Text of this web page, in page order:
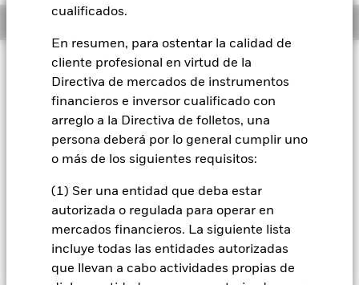
cualificados.
En resumen, para ostentar la calidad de
cliente profesional en virtud de la
Directiva de mercados de instrumentos
financieros e inversor cualificado con
arreglo a la Directiva de folletos, una
persona deberá por lo general cumplir uno
o más de los siguientes requisitos:
(1) Ser una entidad que deba estar
autorizada o regulada para operar en
mercados financieros. La siguiente lista
incluye todas las entidades autorizadas
que llevan a cabo actividades propias de
Nuestra compañía
Filosofía de inversión
El Fondo Japan Small & MidCap Opportunities busca
maximizar los beneficios totales. El Fondo invierte un mínimo
del 70 % de sus activos totales en acciones ordinarias de
empresas de capitalización pequeña y mediana
domiciliadas, o que ejercen la parte principal de su actividad
económica, en Japón. Se consideran empresas de
capitalización pequeña y mediana aquellas empresas
que, en el momento de la adquisición, forman el 30 %
inferior por capitalización del mercado del mercado de
valores japonés.